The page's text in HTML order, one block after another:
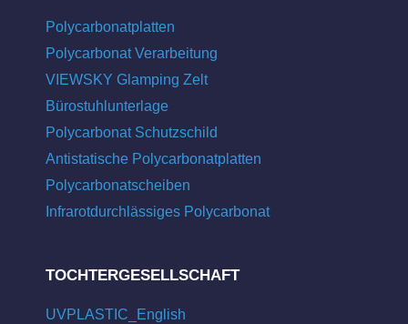
Polycarbonatplatten
Polycarbonat Verarbeitung
VIEWSKY Glamping Zelt
Bürostuhlunterlage
Polycarbonat Schutzschild
Antistatische Polycarbonatplatten
Polycarbonatscheiben
Infrarotdurchlässiges Polycarbonat
TOCHTERGESELLSCHAFT
UVPLASTIC_English